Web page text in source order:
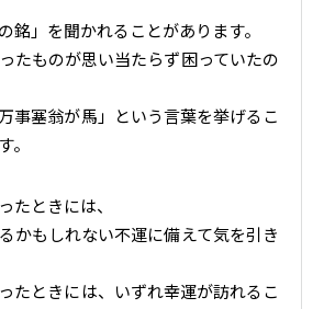
銘」を聞かれることがあります。
たものが思い当たらず困っていたの
事塞翁が馬」という言葉を挙げるこ
。
たときには、
かもしれない不運に備えて気を引き
たときには、いずれ幸運が訪れるこ